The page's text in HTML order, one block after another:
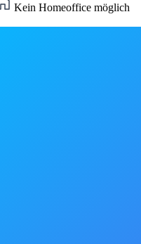
Kein Homeoffice möglich